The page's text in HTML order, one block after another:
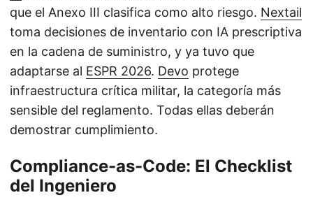
que el Anexo III clasifica como alto riesgo. Nextail
toma decisiones de inventario con IA prescriptiva
en la cadena de suministro, y ya tuvo que
adaptarse al ESPR 2026. Devo protege
infraestructura crítica militar, la categoría más
sensible del reglamento. Todas ellas deberán
demostrar cumplimiento.
Compliance-as-Code: El Checklist
del Ingeniero